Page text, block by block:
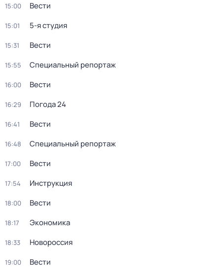
15:00 Вести
15:01 5-я студия
15:31 Вести
15:55 Специальный репортаж
16:00 Вести
16:29 Погода 24
16:41 Вести
16:48 Специальный репортаж
17:00 Вести
17:54 Инструкция
18:00 Вести
18:17 Экономика
18:33 Новороссия
19:00 Вести